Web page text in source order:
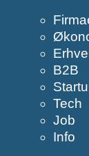
B2B
Tech
Job
Info